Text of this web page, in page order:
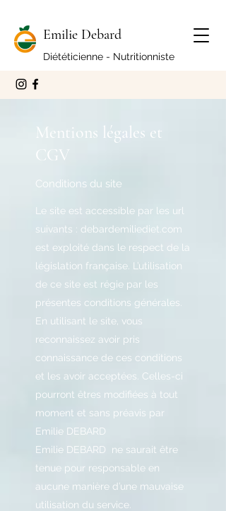
Emilie Debard
Diététicienne - Nutritionniste
Mentions légales et
CGV
Conditions du site
Le site est accessible par les url
suivants : debardemiliediet.com
est exploité dans le respect de la
législation française. L’utilisation
de ce site est régie par les
présentes conditions générales.
En utilisant le site, vous
reconnaissez avoir pris
connaissance de ces conditions
et les avoir acceptées. Celles-ci
pourront êtres modifiées à tout
moment et sans préavis par
Emilie DEBARD
Emilie DEBARD ne saurait être
tenue pour responsable en
aucune manière d’une mauvaise
utilisation du service.